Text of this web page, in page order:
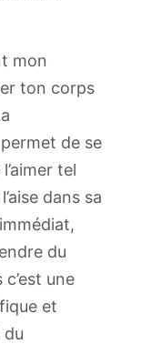
mon
ton corps
de se
tel
dans sa
du
une
et